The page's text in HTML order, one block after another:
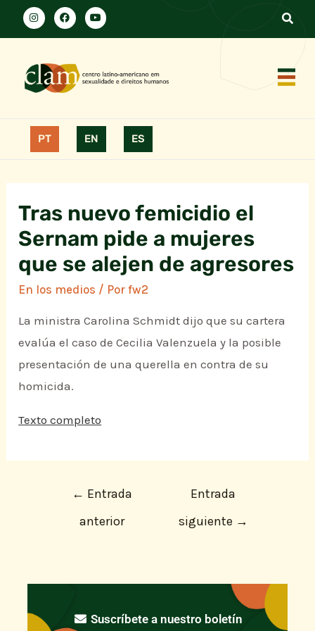
PT EN ES
Tras nuevo femicidio el
Sernam pide a mujeres
que se alejen de agresores
En los medios / Porfw2
La ministra Carolina Schmidt dijo que su cartera
evalúa el caso de Cecilia Valenzuela y la posible
presentación de una querella en contra de su
homicida.
Texto completo
← Entrada
anterior
Entrada
siguiente →
Suscríbete a nuestro boletín